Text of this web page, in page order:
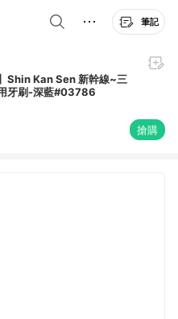
筆記
Shin Kan Sen 新幹線~三
牙刷-深藍#03786
搶購